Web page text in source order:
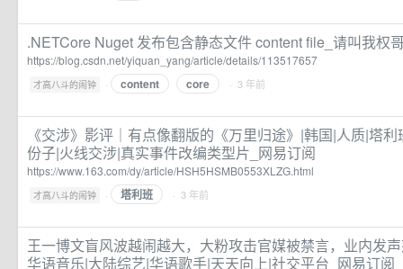
.NETCore Nuget 发布包含静态文件 content file_请叫我权
https://blog.csdn.net/yiquan_yang/article/details/113517657
才高八斗的闹钟 · content core · 3 年前
《交涉》影评｜有点像翻版的《万里归途》|韩国|人质|塔
份子|火线交涉|真实事件改编类型片_网易订阅
https://www.163.com/dy/article/HSH5HSMB0553XLZG.html
才高八斗的闹钟 · 塔利班 · 3 年前
王一博文盲风波越闹越大，大粉攻击官媒被禁言，业内发
华语音乐|大陆综艺|华语歌手|天天向上|社交平台_网易订阅